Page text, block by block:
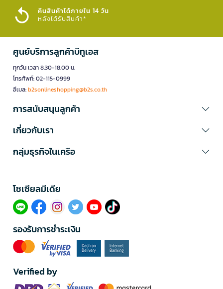
คืนสินค้าได้ภายใน 14 วัน
หลังได้รับสินค้า*
ศูนย์บริการลูกค้าบีทูเอส
ทุกวัน เวลา 8.30-18.00 น.
โทรศัพท์: 02-115-0999
อีเมล:b2sonlineshopping@b2s.co.th
การสนับสนุนลูกค้า
เกี่ยวกับเรา
กลุ่มธุรกิจในเครือ
โซเซียลมีเดีย​
รองรับการชำระเงิน
Verified by